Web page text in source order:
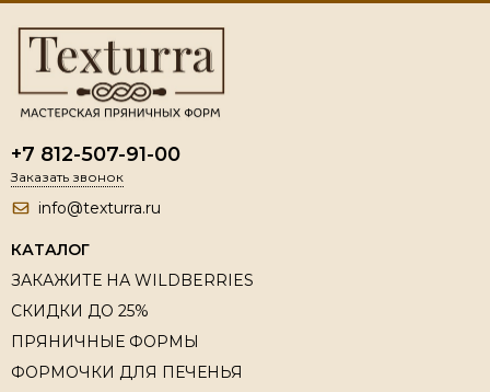
+7 812-507-91-00
Заказать звонок
info@texturra.ru
КАТАЛОГ
ЗАКАЖИТЕ НА WILDBERRIES
СКИДКИ ДО 25%
ПРЯНИЧНЫЕ ФОРМЫ
ФОРМОЧКИ ДЛЯ ПЕЧЕНЬЯ